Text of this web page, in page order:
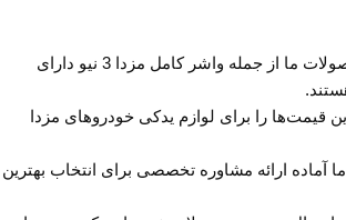
: تمامی محصولات ما از جمله واشر کامل مزدا 3 نیو دارای
قیمت‌ها را برای لوازم یدکی خودروهای مزدا
آماده ارائه مشاوره تخصصی برای انتخاب بهترین